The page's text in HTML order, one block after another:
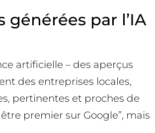
par l’IA
artificielle – des aperçus
des entreprises locales,
pertinentes et proches de
premier sur Google”, mais